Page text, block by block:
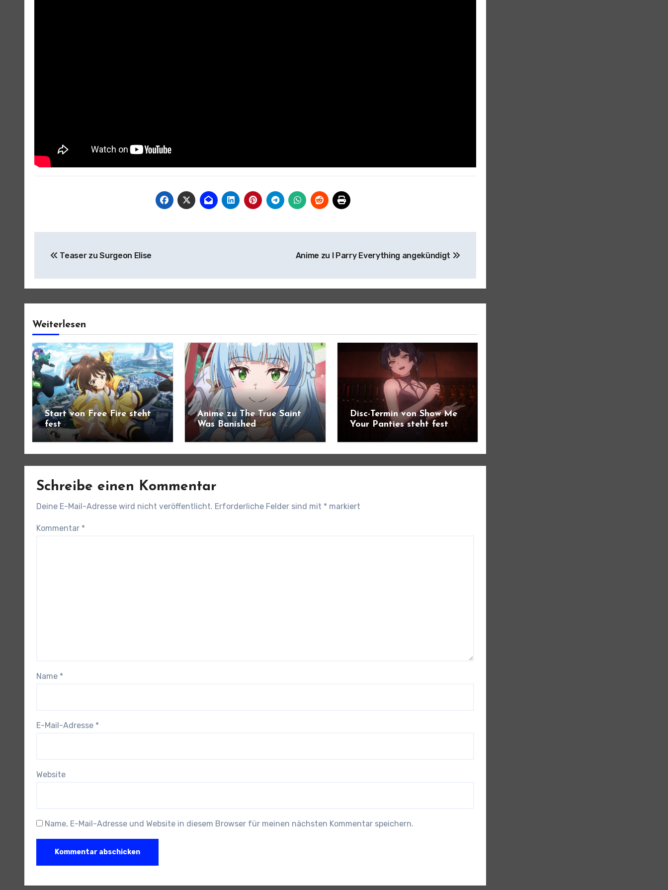
Teaser zu Surgeon Elise Anime zu I Parry Everything angekündigt
Weiterlesen
Start von Free Fire steht
fest
Anime zu The True Saint
Was Banished
angekündigt
Disc-Termin von Show Me
Your Panties steht fest
Schreibe einen Kommentar
Deine E-Mail-Adresse wird nicht veröffentlicht. Erforderliche Felder sind mit * markiert
Kommentar *
Name *
E-Mail-Adresse *
Website
Name, E-Mail-Adresse und Website in diesem Browser für meinen nächsten Kommentar speichern.